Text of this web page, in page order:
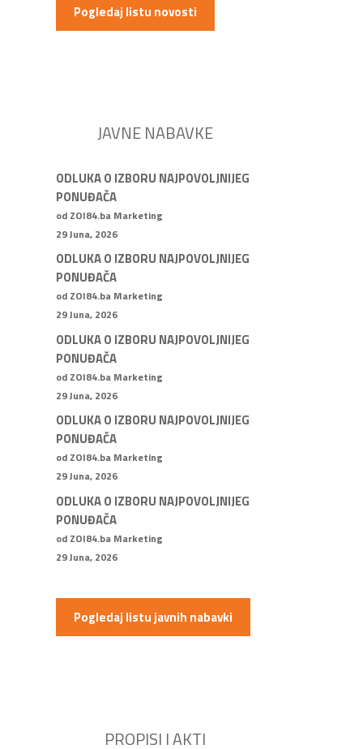
Pogledaj listu novosti
JAVNE NABAVKE
ODLUKA O IZBORU NAJPOVOLJNIJEG
PONUĐAČA
od ZOI84.ba Marketing
29 Juna, 2026
ODLUKA O IZBORU NAJPOVOLJNIJEG
PONUĐAČA
od ZOI84.ba Marketing
29 Juna, 2026
ODLUKA O IZBORU NAJPOVOLJNIJEG
PONUĐAČA
od ZOI84.ba Marketing
29 Juna, 2026
ODLUKA O IZBORU NAJPOVOLJNIJEG
PONUĐAČA
od ZOI84.ba Marketing
29 Juna, 2026
ODLUKA O IZBORU NAJPOVOLJNIJEG
PONUĐAČA
od ZOI84.ba Marketing
29 Juna, 2026
Pogledaj listu javnih nabavki
PROPISI I AKTI